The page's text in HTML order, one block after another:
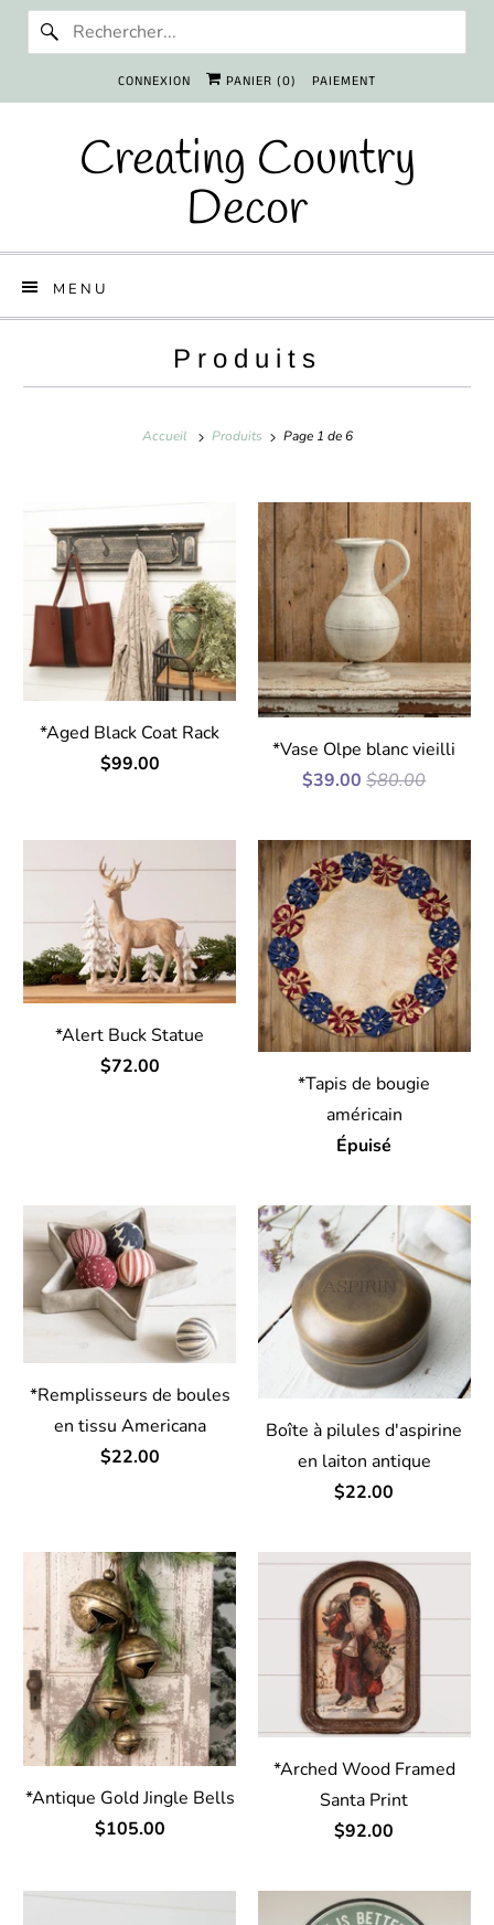
CONNEXION PANIER (0) PAIEMENT
Creating Country
Decor
MENU
Produits
Accueil Produits Page 1 de 6
*Aged Black Coat Rack
$99.00
*Vase Olpe blanc vieilli
$39.00$80.00
*Alert Buck Statue
$72.00
*Tapis de bougie
américain
Épuisé
*Remplisseurs de boules
en tissu Americana
$22.00
Boîte à pilules d'aspirine
en laiton antique
$22.00
*Antique Gold Jingle Bells
$105.00
*Arched Wood Framed
Santa Print
$92.00